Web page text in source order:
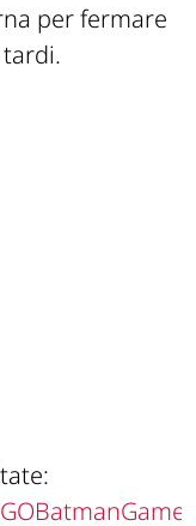
per fermare